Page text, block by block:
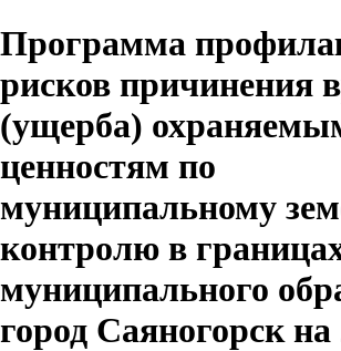
Программа
рисков причинения
(ущерба)
ценностям по
муниципальному
контролю в
муниципального
город Саяногорск на